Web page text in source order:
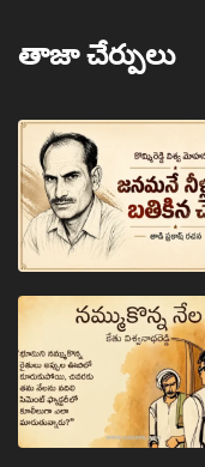
తాజా చేర్పులు